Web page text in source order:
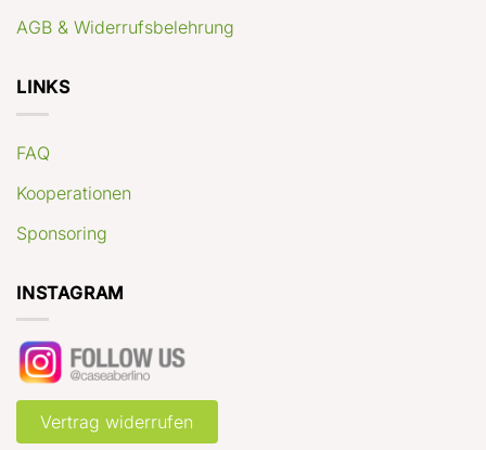
AGB & Widerrufsbelehrung
LINKS
FAQ
Kooperationen
Sponsoring
INSTAGRAM
Vertrag widerrufen